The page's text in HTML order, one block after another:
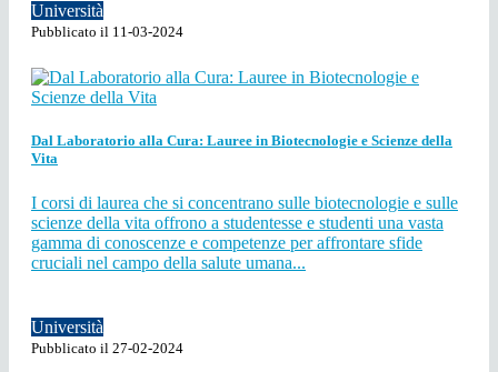
Università
Pubblicato il 11-03-2024
Dal Laboratorio alla Cura: Lauree in Biotecnologie e Scienze della
Vita
I corsi di laurea che si concentrano sulle biotecnologie e sulle
scienze della vita offrono a studentesse e studenti una vasta
gamma di conoscenze e competenze per affrontare sfide
cruciali nel campo della salute umana...
Università
Pubblicato il 27-02-2024